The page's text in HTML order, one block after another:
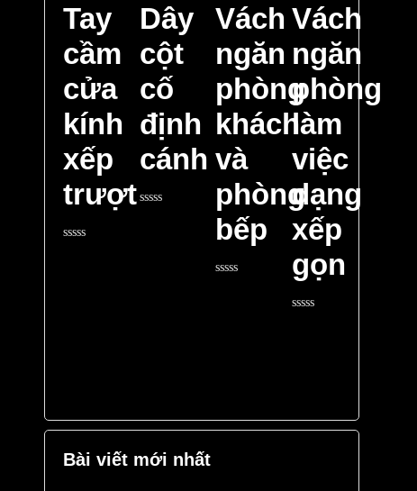
Tay
cầm
cửa
kính
xếp
trượt
Dây
cột
cố
định
cánh
Vách
ngăn
phòng
khách
và
phòng
bếp
Vách
ngăn
phòng
làm
việc
dạng
xếp
gọn
Bài viết mới nhất